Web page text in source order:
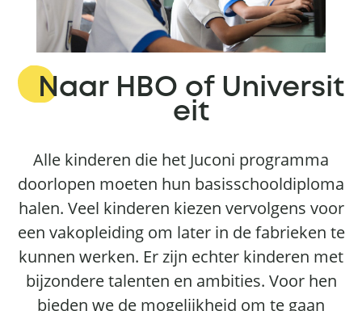
Naar HBO of Universit
eit
Alle kinderen die het Juconi programma
doorlopen moeten hun basisschooldiploma
halen. Veel kinderen kiezen vervolgens voor
een vakopleiding om later in de fabrieken te
kunnen werken. Er zijn echter kinderen met
bijzondere talenten en ambities. Voor hen
bieden we de mogelijkheid om te gaan